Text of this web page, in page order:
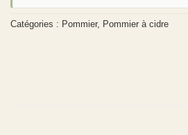
Catégories : Pommier, Pommier à cidre